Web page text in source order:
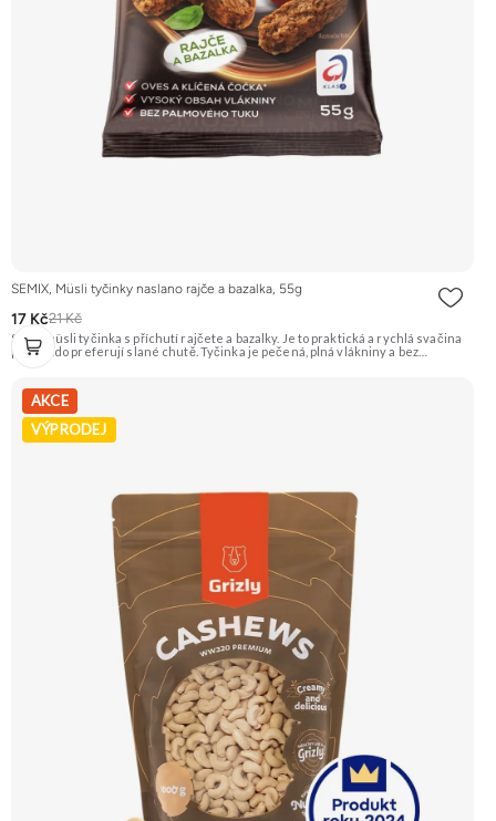
SEMIX, Müsli tyčinky naslano rajče a bazalka, 55g
17 Kč21 Kč
Slaná müsli tyčinka s příchutí rajčete a bazalky. Je to praktická a rychlá svačina
pro ty, kdo preferují slané chutě. Tyčinka je pečená, plná vlákniny a bez
AKCE
VÝPRODEJ